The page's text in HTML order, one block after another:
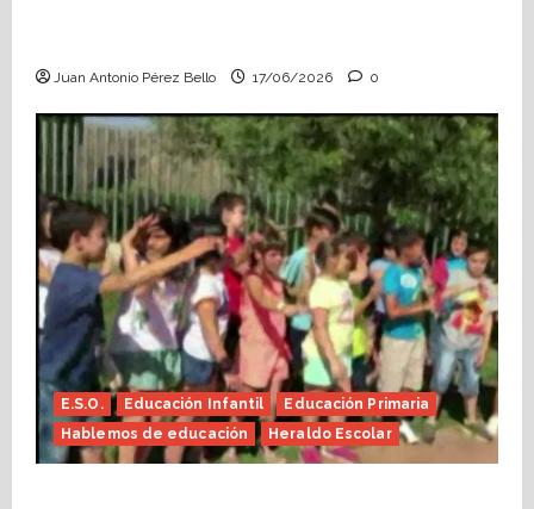
Juan Antonio Pérez Bello 17/06/2026 0
E.S.O. Educación Infantil
Educación Primaria
Hablemos de educación
Heraldo Escolar